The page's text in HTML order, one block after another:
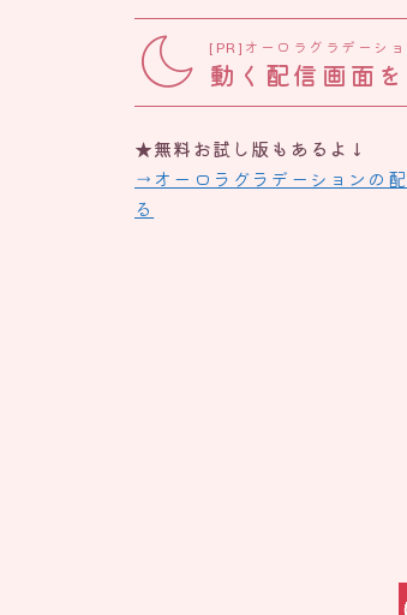
[PR]オーロラグラデーショ
動く配信画面を
★無料お試し版もあるよ↓
→オーロラグラデーションの
る